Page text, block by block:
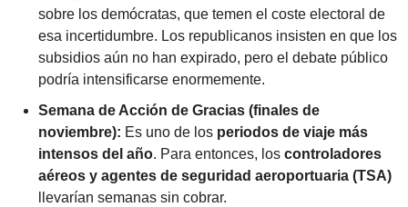
sobre los demócratas, que temen el coste electoral de
esa incertidumbre. Los republicanos insisten en que los
subsidios aún no han expirado, pero el debate público
podría intensificarse enormemente.
Semana de Acción de Gracias (finales de
noviembre): Es uno de los periodos de viaje más
intensos del año. Para entonces, los controladores
aéreos y agentes de seguridad aeroportuaria (TSA)
llevarían semanas sin cobrar.